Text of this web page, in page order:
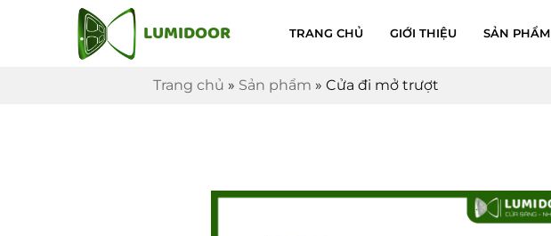
LUMIDOOR TRANG CHỦ GIỚI THIỆU SẢN PHẨM
Trang chủ » Sản phẩm » Cửa đi mở trượt